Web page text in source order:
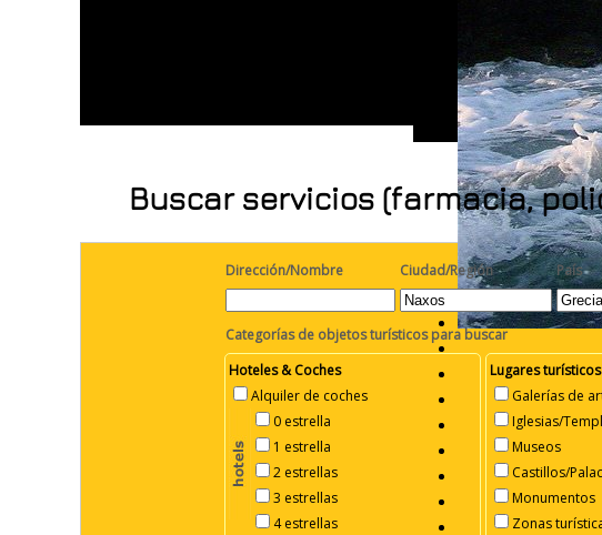
Buscar servicios (farmacia,
Dirección/Nombre Ciudad/Región País
Categorías de objetos turísticos para buscar
Hoteles & Coches
Alquiler de coches
0 estrella
1 estrella
2 estrellas
3 estrellas
4 estrellas
Lugares turísticos
Galerías de
Iglesias/
Museos
Castillos/
Monumentos
Zonas